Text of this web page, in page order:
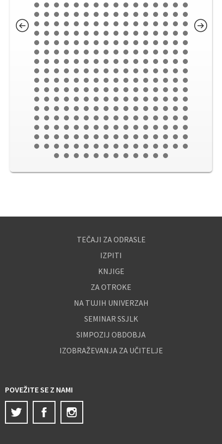
TEČAJI ZA ODRASLE
IZPITI
KNJIGE
ZA OTROKE
NA TUJIH UNIVERZAH
SEMINAR SSJLK
SIMPOZIJ OBDOBJA
IZOBRAŽEVANJA ZA UČITELJE
POVEŽITE SE Z NAMI
Twitter
Facebook